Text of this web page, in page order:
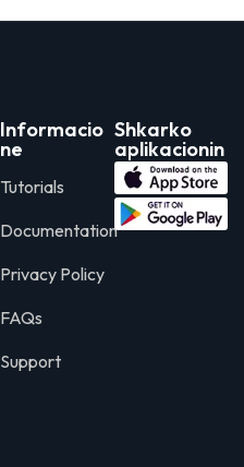
Informacio
ne
Tutorials
Documentation
Privacy Policy
FAQs
Support
Shkarko
aplikacionin